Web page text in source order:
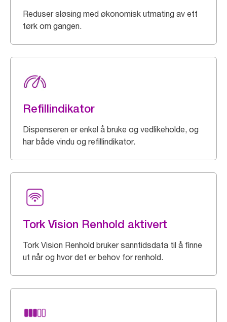
Reduser sløsing med økonomisk utmating av ett
tørk om gangen.
Refillindikator
Dispenseren er enkel å bruke og vedlikeholde, og
har både vindu og refillindikator.
Tork Vision Renhold aktivert
Tork Vision Renhold bruker sanntidsdata til å finne
ut når og hvor det er behov for renhold.